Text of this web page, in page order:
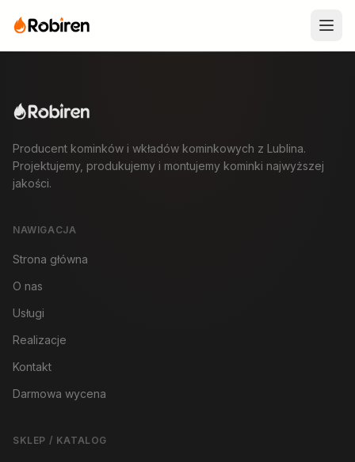
Producent kominków i wkładów kominkowych z Lublina.
Projektujemy, produkujemy i montujemy kominki najwyższej
jakości.
NAWIGACJA
Strona główna
O nas
Usługi
Realizacje
Kontakt
Darmowa wycena
SKLEP / KATALOG